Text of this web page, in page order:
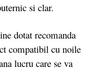
si clar.
dotat recomanda
compatibil cu noile
lucru care se va